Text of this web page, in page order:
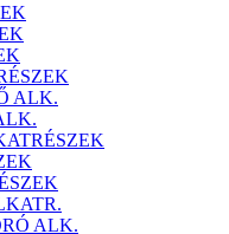
ALK.
ALK.